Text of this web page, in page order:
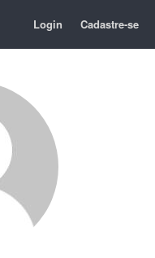
Login Cadastre-se